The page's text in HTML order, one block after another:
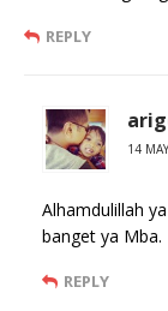
REPLY
14
Alhamdulillah
banget ya Mba.
REPLY